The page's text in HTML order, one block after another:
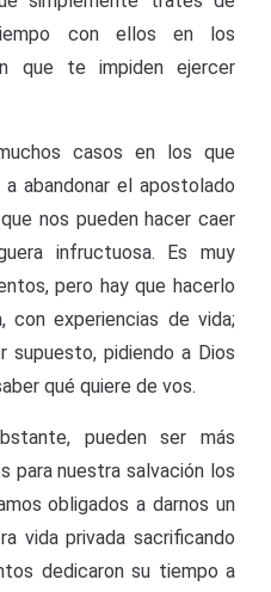
con ellos en los
que te impiden ejercer
casos en los que
abandonar el apostolado
nos pueden hacer caer
infructuosa. Es muy
pero hay que hacerlo
experiencias de vida;
supuesto, pidiendo a Dios
qué quiere de vos.
pueden ser más
para nuestra salvación los
obligados a darnos un
vida privada sacrificando
dedicaron su tiempo a